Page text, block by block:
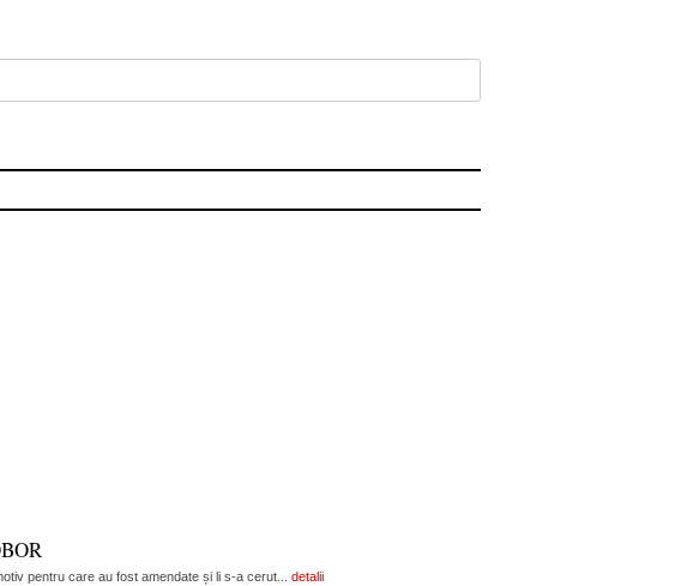
pentru care au fost amendate și li s-a cerut... detalii